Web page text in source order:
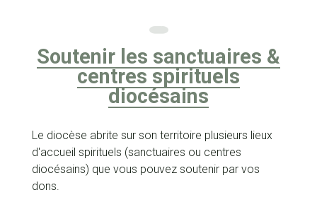
Soutenir les sanctuaires &
centres spirituels
diocésains
Le diocèse abrite sur son territoire plusieurs lieux
d'accueil spirituels (sanctuaires ou centres
diocésains) que vous pouvez soutenir par vos
dons.